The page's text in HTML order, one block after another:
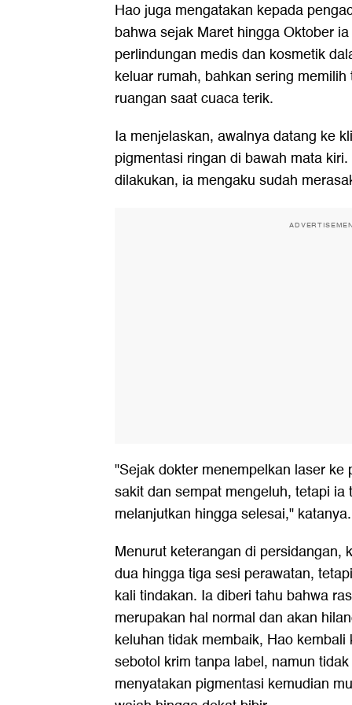
Hao juga mengatakan kepada
bahwa sejak Maret hingga Oktober
perlindungan medis dan kosmetik
keluar rumah, bahkan sering
ruangan saat cuaca terik.
Ia menjelaskan, awalnya datang ke
pigmentasi ringan di bawah mata
dilakukan, ia mengaku sudah
"Sejak dokter menempelkan laser ke
sakit dan sempat mengeluh, tetapi
melanjutkan hingga selesai," katanya.
Menurut keterangan di persidangan,
dua hingga tiga sesi perawatan,
kali tindakan. Ia diberi tahu bahwa
merupakan hal normal dan akan
keluhan tidak membaik, Hao
sebotol krim tanpa label, namun
menyatakan pigmentasi kemudian